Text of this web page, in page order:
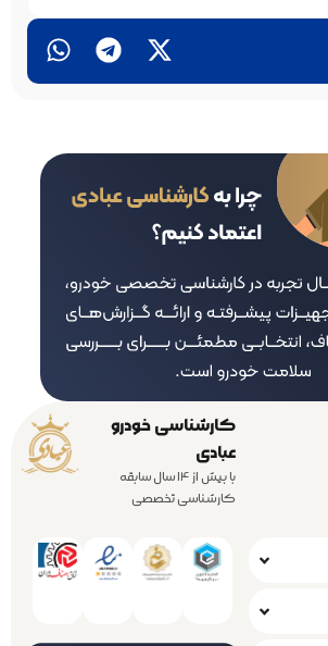
کارشناسی خودرو
عبادی
با بیش از 14 سال سابقه
کارشناسی تخصصی